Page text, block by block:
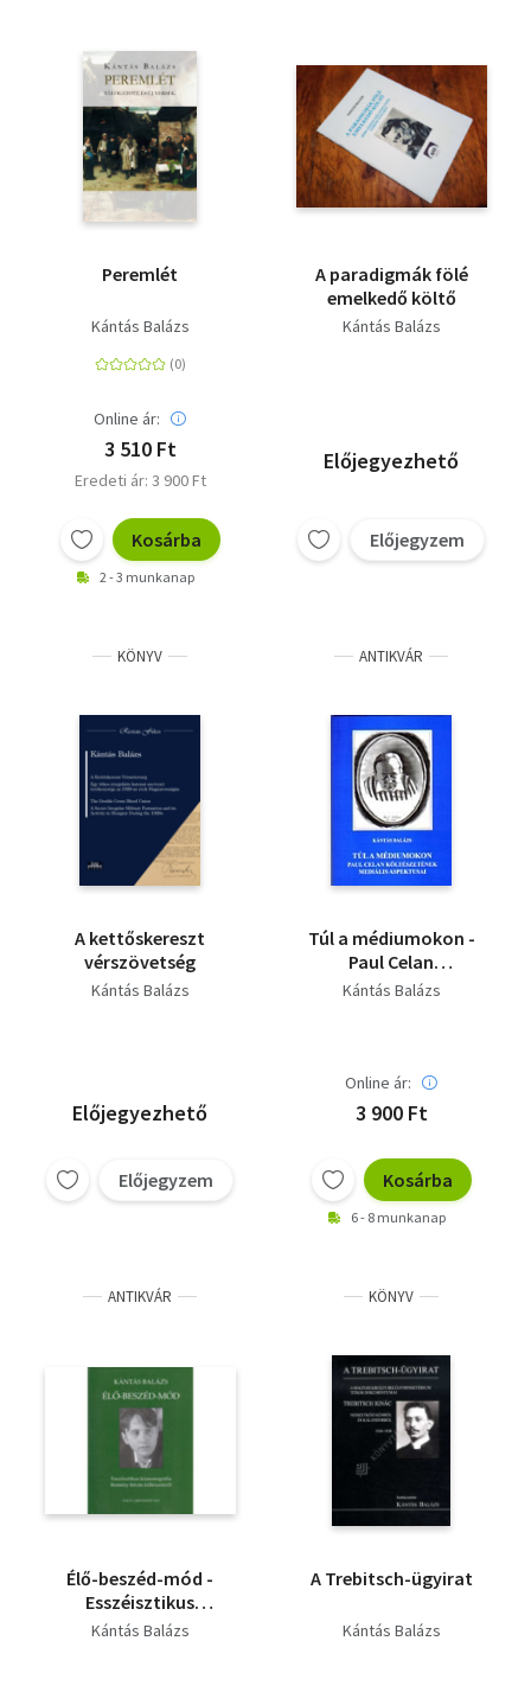
Peremlét
Kántás Balázs
Online ár:
3 510 Ft
Eredeti ár: 3 900 Ft
Kosárba
2 - 3 munkanap
A paradigmák fölé
emelkedő költő
Kántás Balázs
Előjegyezhető
Előjegyzem
KÖNYV
A kettőskereszt
vérszövetség
Kántás Balázs
Előjegyezhető
Előjegyzem
ANTIKVÁR
Túl a médiumokon -
Paul Celan
költészetének
Kántás Balázs
Online ár:
3 900 Ft
Kosárba
6 - 8 munkanap
ANTIKVÁR
Élő-beszéd-mód -
Esszéisztikus
kismonográfia
Kántás Balázs
KÖNYV
A Trebitsch-ügyirat
Kántás Balázs